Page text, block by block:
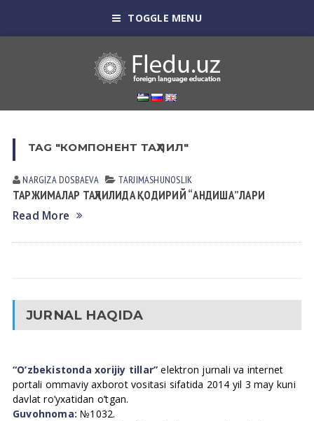
TOGGLE MENU
TAG "КОМПОНЕНТ ТАҲЛИЛ"
NARGIZA DOSBАEVА TАRJIMАSHUNOSLIK
ТАРЖИМАЛАР ТАҲЛИЛИДА ҚОДИРИЙ “АНДИША”ЛАРИ
Read More
JURNAL HAQIDA
“O’zbekistonda xorijiy tillar” elektron jurnali va internet
portali ommaviy axborot vositasi sifatida 2014 yil 3 may kuni
davlat ro’yxatidan o’tgan.
Guvohnoma: №1032.